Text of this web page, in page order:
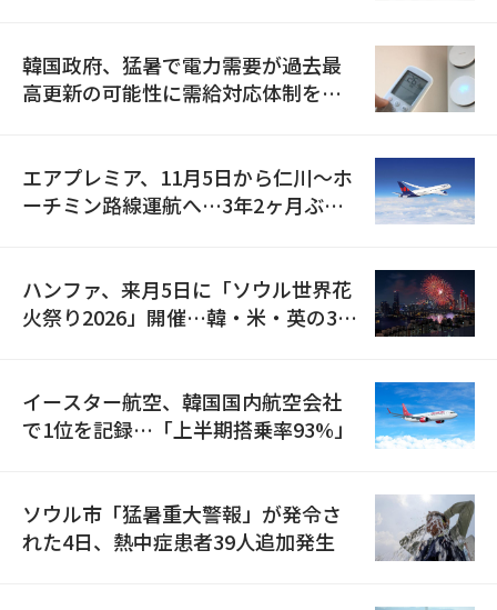
韓国政府、猛暑で電力需要が過去最
高更新の可能性に需給対応体制を点
エアプレミア、11月5日から仁川〜ホ
ーチミン路線運航へ…3年2ヶ月ぶり
ハンファ、来月5日に「ソウル世界花
火祭り2026」開催…韓・米・英の3カ
イースター航空、韓国国内航空会社
で1位を記録…「上半期搭乗率93%」
ソウル市「猛暑重大警報」が発令さ
れた4日、熱中症患者39人追加発生